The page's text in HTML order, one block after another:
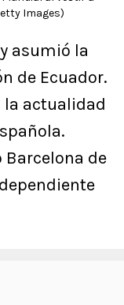
Images)
asumió la
de Ecuador.
la actualidad
de